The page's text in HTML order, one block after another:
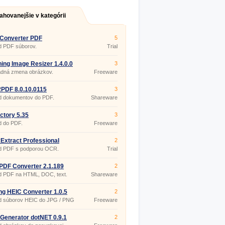
v kategórii
PDF
PDF súborov.
5
Trial
Image Resizer 1.4.0.0
zmena obrázkov.
3
Freeware
8.0.10.0115
dokumentov do PDF.
3
Shareware
5.35
do PDF.
3
Freeware
Professional
PDF s podporou OCR.
2
Trial
Converter 2.1.189
PDF na HTML, DOC, text.
2
Shareware
HEIC Converter 1.0.5
súborov HEIC do JPG / PNG
2
Freeware
dotNET 0.9.1
2